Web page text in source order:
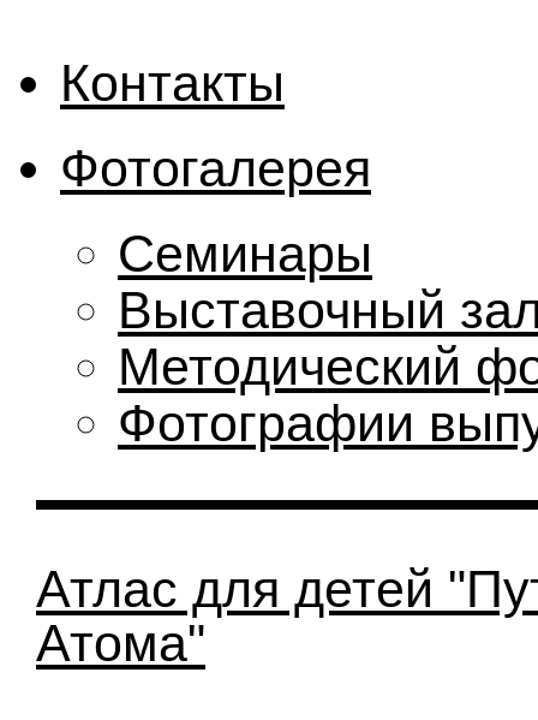
Контакты
Фотогалерея
Семинары
Выставочный
Методический
Фотографии
Атлас для детей
Атома"